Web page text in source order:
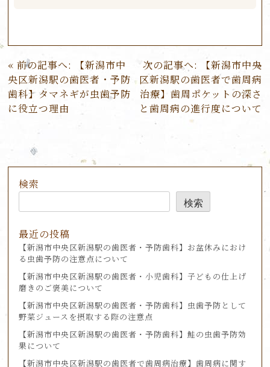
投
稿
ナ
ビ
ョ
前の記事へ:
【新潟市中
央区新潟駅の歯医者・予防
歯科】タマネギが虫歯予防
に役立つ理由
次の記事へ:
【新潟市中央
区新潟駅の歯医者で歯周病
治療】歯周ポケットの深さ
と歯周病の進行度について
検索
検索
最近の投稿
【新潟市中央区新潟駅の歯医者・予防歯科】お盆休みにおけ
る虫歯予防の注意点について
【新潟市中央区新潟駅の歯医者・小児歯科】子どもの仕上げ
磨きのご褒美について
【新潟市中央区新潟駅の歯医者・予防歯科】虫歯予防として
野菜ジュースを摂取する際の注意点
【新潟市中央区新潟駅の歯医者・予防歯科】鮭の虫歯予防効
果について
【新潟市中央区新潟駅の歯医者で歯周病治療】歯周病に関す